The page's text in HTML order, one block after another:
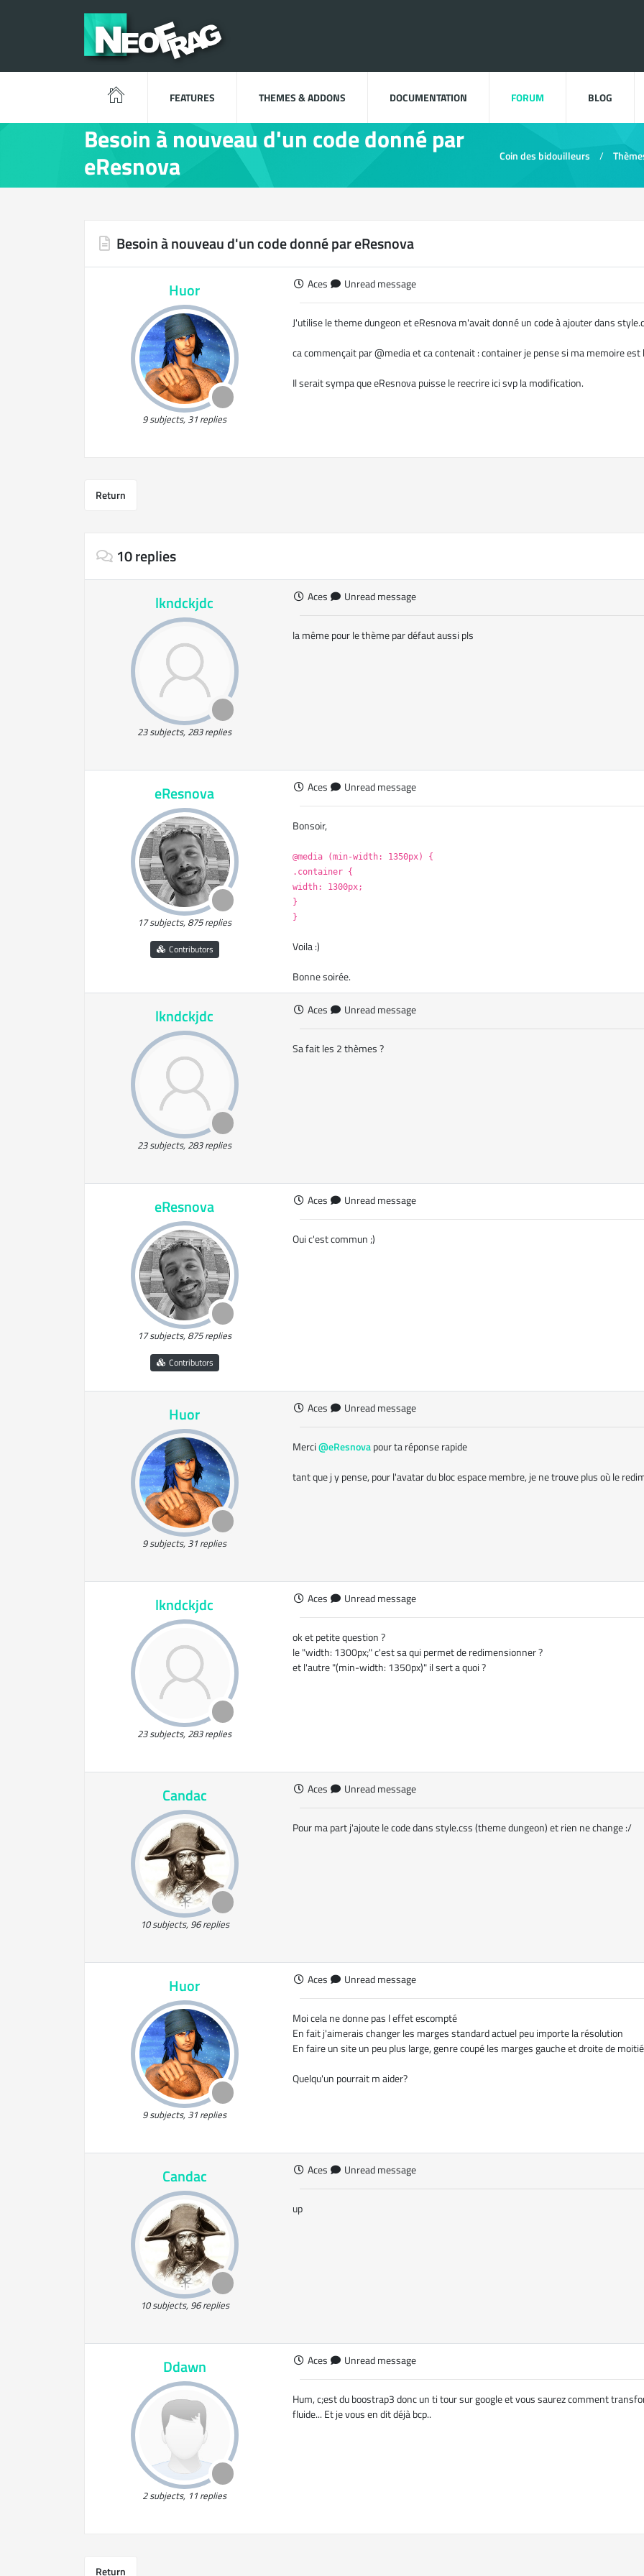
FEATURES THEMES & ADDONS DOCUMENTATION FORUM BLOG
Besoin à nouveau d'un code donné par
eResnova Coin des bidouilleurs
Besoin à nouveau d'un code donné par eResnova
Huor
9 subjects, 31 replies
Aces Unread message
J'utilise le theme dungeon et eResnova m'avait donné un code à ajouter dans
ca commençait par @media et ca contenait : container je pense si ma memoire est
Il serait sympa que eResnova puisse le reecrire ici svp la modification.
Return
10 replies
lkndckjdc
23 subjects, 283 replies
Aces Unread message
la même pour le thème par défaut aussi pls
eResnova
17 subjects, 875 replies
Contributors
Aces Unread message
Bonsoir,
@media (min-width: 1350px) {
.container {
width: 1300px;
}
}
Voila :)
Bonne soirée.
lkndckjdc
23 subjects, 283 replies
Aces Unread message
Sa fait les 2 thèmes ?
eResnova
17 subjects, 875 replies
Contributors
Aces Unread message
Oui c'est commun ;)
Huor
9 subjects, 31 replies
Aces Unread message
Merci@eResnovapour ta réponse rapide
tant que j y pense, pour l'avatar du bloc espace membre, je ne trouve plus où le
lkndckjdc
23 subjects, 283 replies
Aces Unread message
ok et petite question ?
le "width: 1300px;" c'est sa qui permet de redimensionner ?
et l'autre "(min-width: 1350px)" il sert a quoi ?
Candac
10 subjects, 96 replies
Aces Unread message
Pour ma part j'ajoute le code dans style.css (theme dungeon) et rien ne change :/
Huor
9 subjects, 31 replies
Aces Unread message
Moi cela ne donne pas l effet escompté
En fait j'aimerais changer les marges standard actuel peu importe la résolution
En faire un site un peu plus large, genre coupé les marges gauche et droite de moitié
Quelqu'un pourrait m aider?
Candac
10 subjects, 96 replies
Aces Unread message
up
Ddawn
2 subjects, 11 replies
Aces Unread message
Hum, c;est du boostrap3 donc un ti tour sur google et vous saurez comment
fluide... Et je vous en dit déjà bcp..
Return